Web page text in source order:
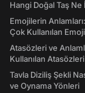
Hangi Doğal Taş Ne
Emojilerin
Çok Kullanılan
Atasözleri ve
Kullanılan
Tavla Diziliş Şekli
ve Oynama Yönleri